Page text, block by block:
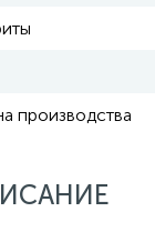
производства